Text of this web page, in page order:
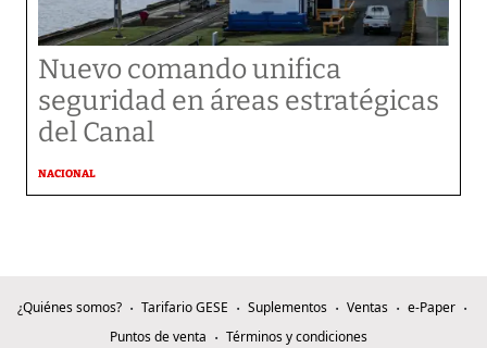
Nuevo comando unifica
seguridad en áreas estratégicas
del Canal
NACIONAL
¿Quiénes somos? Tarifario GESE Suplementos Ventas
e-Paper
Puntos de venta
Términos y condiciones